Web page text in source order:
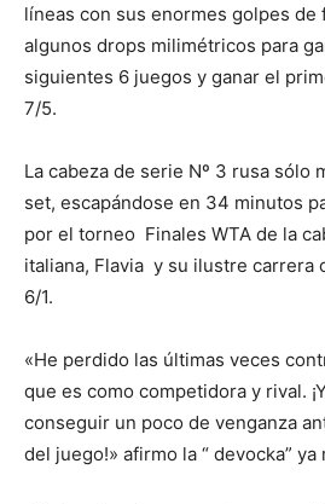
líneas con sus enormes golpes de
algunos drops milimétricos para
siguientes 6 juegos y ganar el
7/5.
La cabeza de serie Nº 3 rusa sólo
set, escapándose en 34 minutos
por el torneo Finales WTA de la
italiana, Flavia y su ilustre carrera
6/1.
«He perdido las últimas veces
que es como competidora y rival.
conseguir un poco de venganza
del juego!» afirmo la “ devocka”